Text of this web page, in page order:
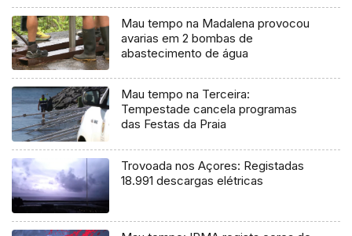
Mau tempo na Madalena provocou
avarias em 2 bombas de
abastecimento de água
Mau tempo na Terceira:
Tempestade cancela programas
das Festas da Praia
Trovoada nos Açores: Registadas
18.991 descargas elétricas